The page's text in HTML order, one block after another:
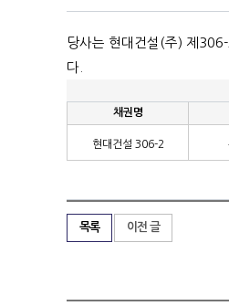
당사는 현대건설 (주) 제
다
채권명
현대건설 306-2
목록 이전 글